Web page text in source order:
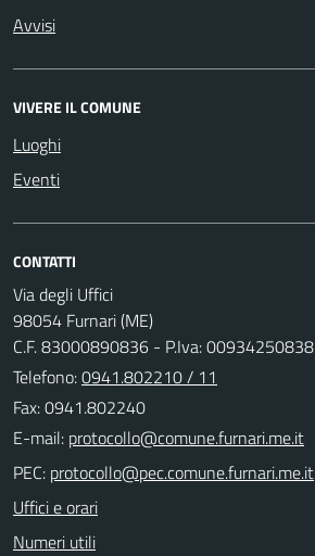
Avvisi
VIVERE IL COMUNE
Luoghi
Eventi
CONTATTI
Via degli Uffici
98054 Furnari (ME)
C.F. 83000890836 - P.Iva: 00934250838
Telefono:0941.802210 / 11
Fax: 0941.802240
E-mail:
PEC:
Uffici e orari
Numeri utili